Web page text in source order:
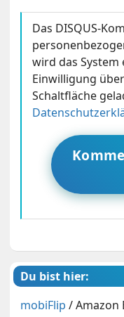
Das DISQUS-
wird das
Einwilligung
Schaltfläche
Du bist hier:
mobiFlip /Amazon